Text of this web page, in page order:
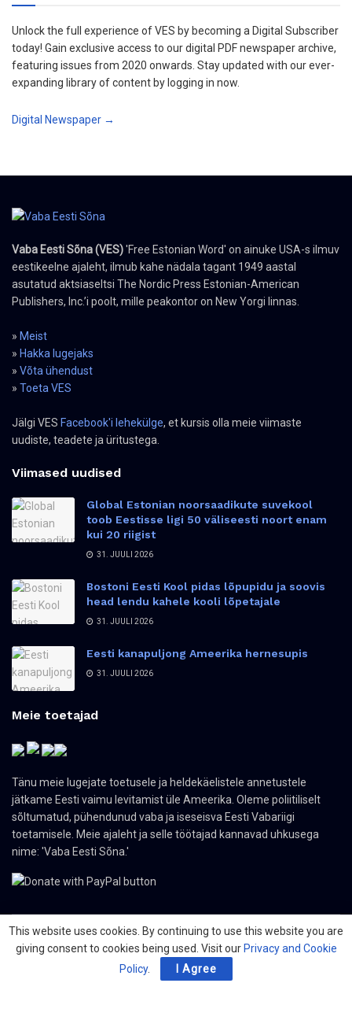
Unlock the full experience of VES by becoming a Digital Subscriber
today! Gain exclusive access to our digital PDF newspaper archive,
featuring issues from 2020 onwards. Stay updated with our ever-
expanding library of content by logging in now.
Digital Newspaper →
Vaba Eesti Sõna (VES)'Free Estonian Word' on ainuke USA-s ilmuv
eestikeelne ajaleht, ilmub kahe nädala tagant 1949 aastal
asutatud aktsiaseltsi The Nordic Press Estonian-American
Publishers, Inc.’i poolt, mille peakontor on New Yorgi linnas.
» Meist
» Hakka lugejaks
» Võta ühendust
» Toeta VES
Jälgi VES Facebook'i lehekülge, et kursis olla meie viimaste
uudiste, teadete ja üritustega.
Viimased uudised
Global Estonian noorsaadikute suvekool
toob Eestisse ligi 50 väliseesti noort enam
kui 20 riigist
31. JUULI 2026
Bostoni Eesti Kool pidas lõpupidu ja soovis
head lendu kahele kooli lõpetajale
31. JUULI 2026
Eesti kanapuljong Ameerika hernesupis
31. JUULI 2026
Meie toetajad
Tänu meie lugejate toetusele ja heldekäelistele annetustele
jätkame Eesti vaimu levitamist üle Ameerika. Oleme poliitiliselt
sõltumatud, pühendunud vaba ja iseseisva Eesti Vabariigi
toetamisele. Meie ajaleht ja selle töötajad kannavad uhkusega
nime: 'Vaba Eesti Sõna.'
© 2024 The Nordic Press Estonian-American Publishers, Inc. All Rights
This website uses cookies. By continuing to use this website you are
giving consent to cookies being used. Visit our Privacy and Cookie
Policy. I Agree